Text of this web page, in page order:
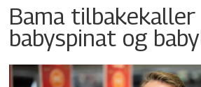
Bama tilbakekaller
babyspinat og